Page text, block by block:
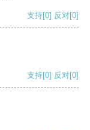
支持[0] 反对[0]
支持[0] 反对[0]